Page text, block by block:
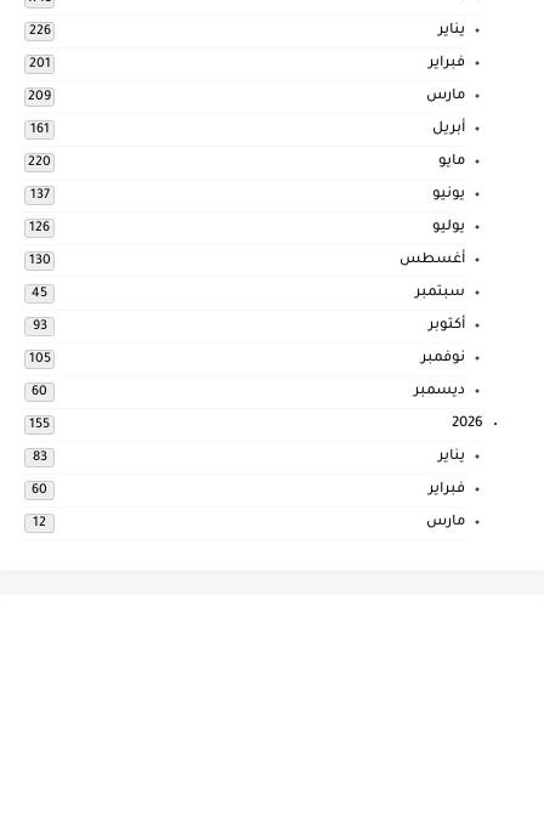
يناير 226
فبراير 201
مارس 209
أبريل 161
مايو 220
يونيو 137
يوليو 126
أغسطس 130
سبتمبر 45
أكتوبر 93
نوفمبر 105
ديسمبر 60
2026
155
يناير 83
فبراير 60
مارس 12